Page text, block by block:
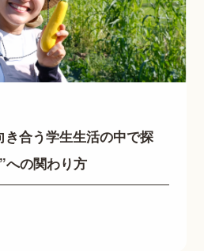
き合う学生生活の中で探
への関わり方